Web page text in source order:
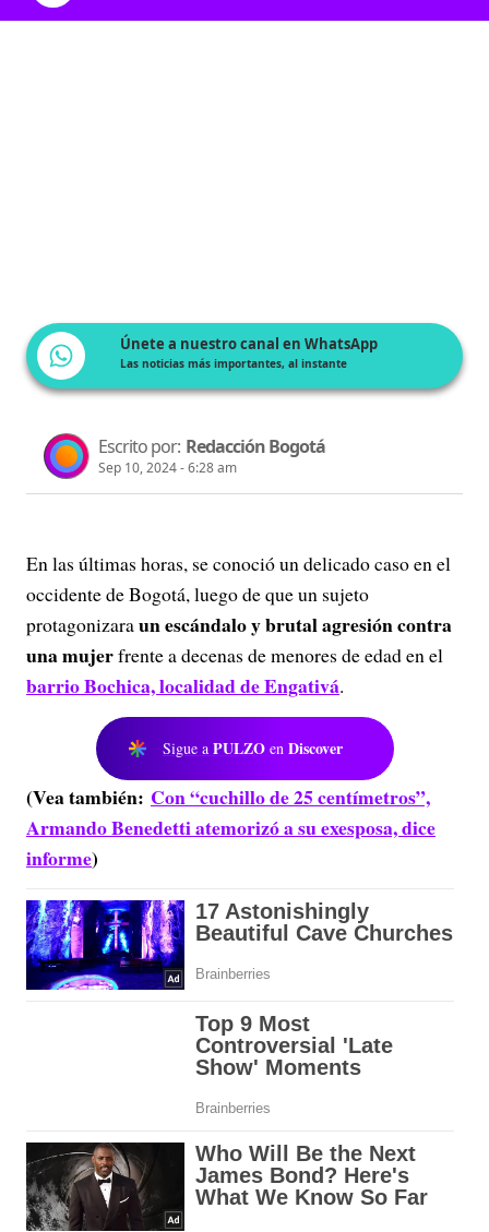
Únete a nuestro canal en WhatsApp
Las noticias más importantes, al instante
Escrito por: Redacción Bogotá
Sep 10, 2024 - 6:28 am
En las últimas horas, se conoció un delicado caso en el
occidente de Bogotá, luego de que un sujeto
protagonizaraun escándalo y brutal agresión contra
una mujerfrente a decenas de menores de edad en el
barrio Bochica, localidad de Engativá.
Sigue a PULZO en Discover
(Vea también: Con “cuchillo de 25 centímetros”,
Armando Benedetti atemorizó a su exesposa, dice
informe)